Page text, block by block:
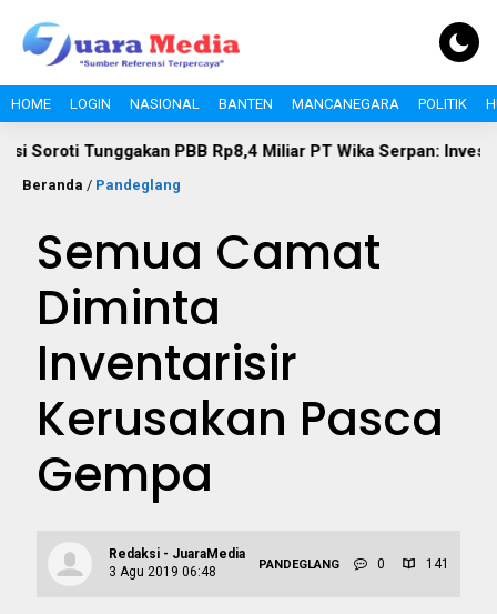
HOME LOGIN NASIONAL BANTEN MANCANEGARA POLITIK
PBB Rp8,4 Miliar PT Wika Serpan: Investor Besar
Beranda / Pandeglang
Semua Camat
Diminta
Inventarisir
Kerusakan Pasca
Gempa
Redaksi - JuaraMedia
3 Agu 2019 06:48
PANDEGLANG 0 141